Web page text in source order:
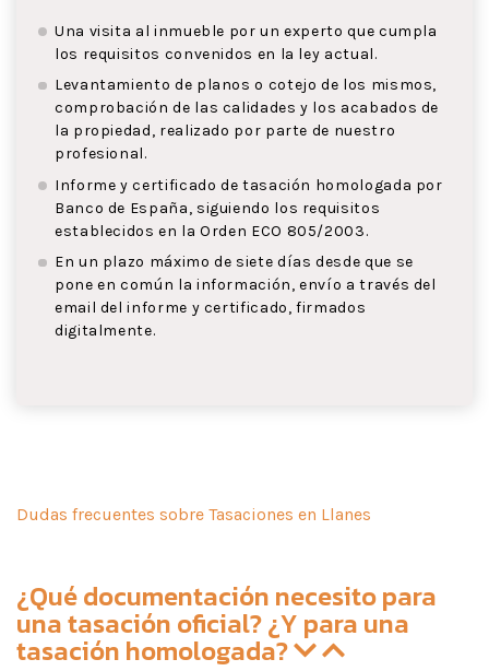
Una visita al inmueble por un experto que cumpla
los requisitos convenidos en la ley actual.
Levantamiento de planos o cotejo de los mismos,
comprobación de las calidades y los acabados de
la propiedad, realizado por parte de nuestro
profesional.
Informe y certificado de tasación homologada por
Banco de España, siguiendo los requisitos
establecidos en la Orden ECO 805/2003.
En un plazo máximo de siete días desde que se
pone en común la información, envío a través del
email del informe y certificado, firmados
digitalmente.
Dudas frecuentes sobre Tasaciones en Llanes
¿Qué documentación necesito para
una tasación oficial? ¿Y para una
tasación homologada?